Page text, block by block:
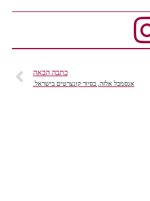
כתבה הבאה
אנסמבל אלזה, בסיור קונצרטים בישראל.